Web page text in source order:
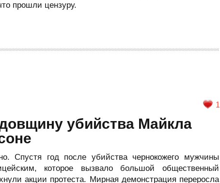
прошли цензуру.
1
убийства Майкла
Спустя год после убийства чернокожего мужчины
которое вызвало большой общественный
акции протеста. Мирная демонстрация переросла